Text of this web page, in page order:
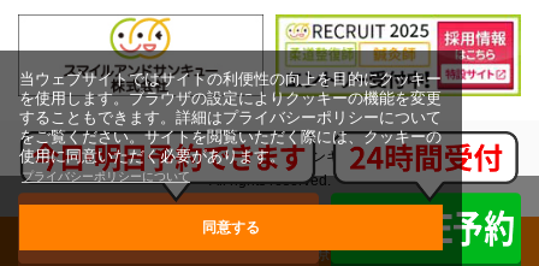
当ウェブサイトではサイトの利便性の向上を目的にクッキー
を使用します。ブラウザの設定によりクッキーの機能を変更
することもできます。詳細はプライバシーポリシーについて
をご覧ください。サイトを閲覧いただく際には、クッキーの
使用に同意いただく必要があります。
プライバシーポリシーについて
同意する
Copyright (c) スマイルアンドサンキュー株式会社,
All rights reserved.
グループ治療院一覧